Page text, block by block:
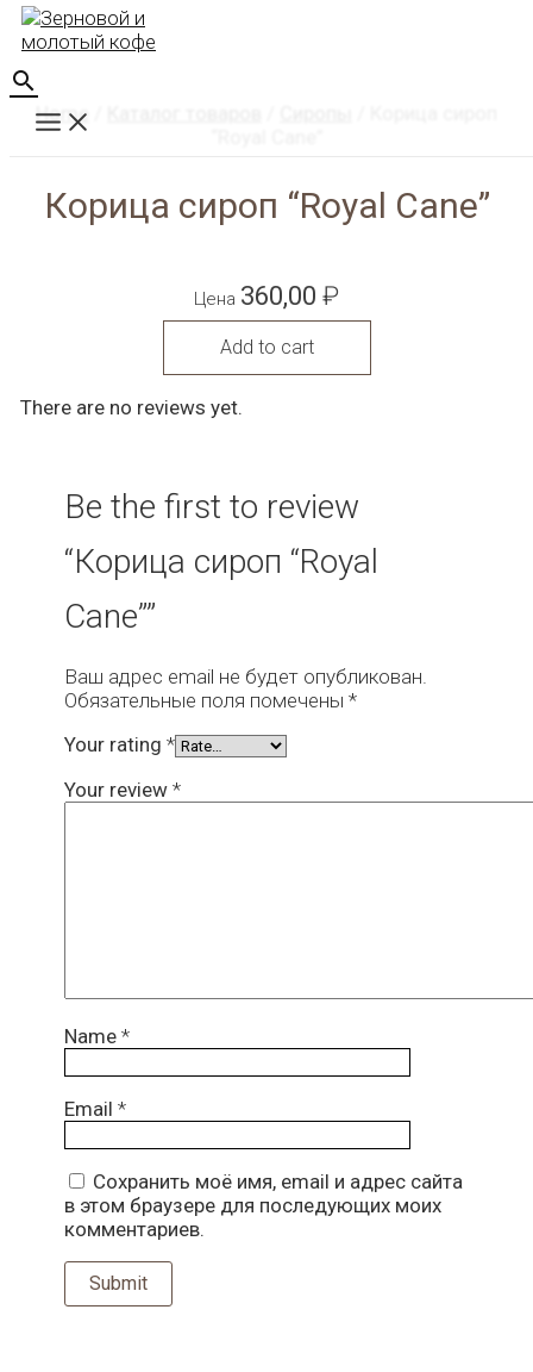
Перейти
содержимому
Поиск
Main
Menu
Home
Корица сироп “Royal Cane”
Цена 360,00 ₽
Add to cart
There are no reviews yet.
Be the first to review
“Корица сироп “Royal
Cane””
Ваш адрес email не будет опубликован.
Обязательные поля помечены *
Your rating *
Your review *
Name *
Email *
Сохранить моё имя, email и адрес сайта
в этом браузере для последующих моих
комментариев.